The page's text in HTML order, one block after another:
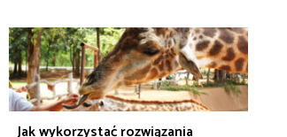
Jak wykorzystać rozwiązania